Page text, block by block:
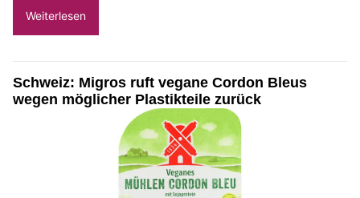
Weiterlesen
Schweiz: Migros ruft vegane Cordon Bleus
wegen möglicher Plastikteile zurück